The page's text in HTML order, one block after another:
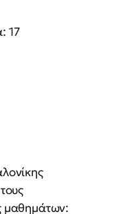
17
μαθημάτων: